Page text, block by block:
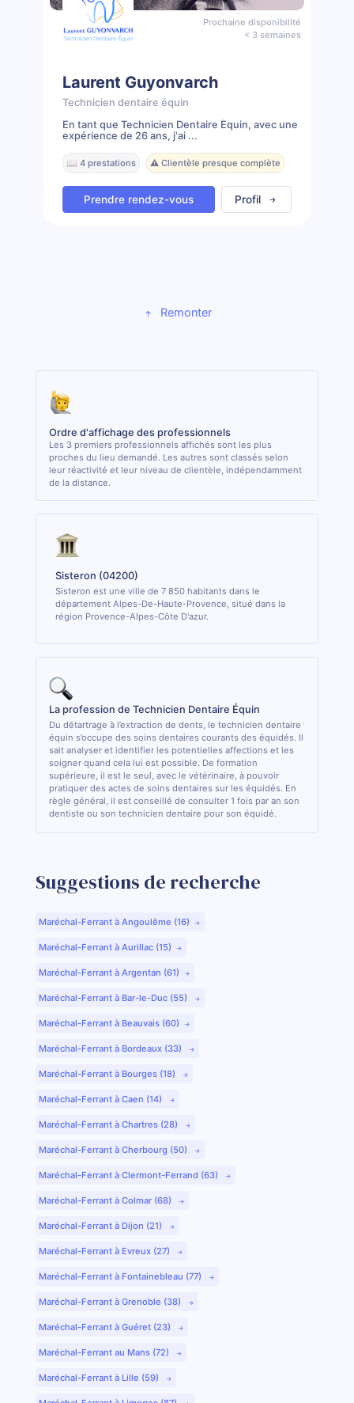
Prochaine disponibilité
< 3 semaines
Laurent Guyonvarch
Technicien dentaire équin
En tant que Technicien Dentaire Équin, avec une
expérience de 26 ans, j'ai ...
📖 4 prestations ⚠️ Clientèle presque complète
Prendre rendez-vous Profil
Remonter
Ordre d'affichage des professionnels
Les 3 premiers professionnels affichés sont les plus
proches du lieu demandé. Les autres sont classés selon
leur réactivité et leur niveau de clientèle, indépendamment
de la distance.
Sisteron (04200)
Sisteron est une ville de 7 850 habitants dans le
département Alpes-De-Haute-Provence, situé dans la
région Provence-Alpes-Côte D'azur.
La profession de Technicien Dentaire Équin
Du détartrage à l’extraction de dents, le technicien dentaire
équin s’occupe des soins dentaires courants des équidés. Il
sait analyser et identifier les potentielles affections et les
soigner quand cela lui est possible. De formation
supérieure, il est le seul, avec le vétérinaire, à pouvoir
pratiquer des actes de soins dentaires sur les équidés. En
règle général, il est conseillé de consulter 1 fois par an son
dentiste ou son technicien dentaire pour son équidé.
Suggestions de recherche
Maréchal-Ferrant à Angoulême (16)
Maréchal-Ferrant à Aurillac (15)
Maréchal-Ferrant à Argentan (61)
Maréchal-Ferrant à Bar-le-Duc (55)
Maréchal-Ferrant à Beauvais (60)
Maréchal-Ferrant à Bordeaux (33)
Maréchal-Ferrant à Bourges (18)
Maréchal-Ferrant à Caen (14)
Maréchal-Ferrant à Chartres (28)
Maréchal-Ferrant à Cherbourg (50)
Maréchal-Ferrant à Clermont-Ferrand (63)
Maréchal-Ferrant à Colmar (68)
Maréchal-Ferrant à Dijon (21)
Maréchal-Ferrant à Evreux (27)
Maréchal-Ferrant à Fontainebleau (77)
Maréchal-Ferrant à Grenoble (38)
Maréchal-Ferrant à Guéret (23)
Maréchal-Ferrant au Mans (72)
Maréchal-Ferrant à Lille (59)